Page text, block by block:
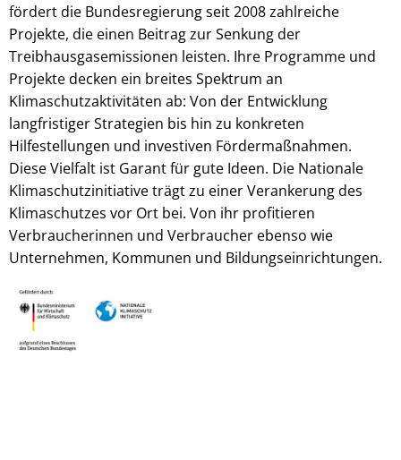
fördert die Bundesregierung seit 2008 zahlreiche
Projekte, die einen Beitrag zur Senkung der
Treibhausgasemissionen leisten. Ihre Programme und
Projekte decken ein breites Spektrum an
Klimaschutzaktivitäten ab: Von der Entwicklung
langfristiger Strategien bis hin zu konkreten
Hilfestellungen und investiven Fördermaßnahmen.
Diese Vielfalt ist Garant für gute Ideen. Die Nationale
Klimaschutzinitiative trägt zu einer Verankerung des
Klimaschutzes vor Ort bei. Von ihr profitieren
Verbraucherinnen und Verbraucher ebenso wie
Unternehmen, Kommunen und Bildungseinrichtungen.